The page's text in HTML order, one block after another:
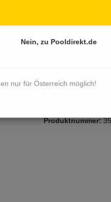
Nein, zu Pooldirekt.de
nur für Österreich möglich!
Dieser Artikel
Beckengröße
8,00 x 4,00 m,
Produktnummer: